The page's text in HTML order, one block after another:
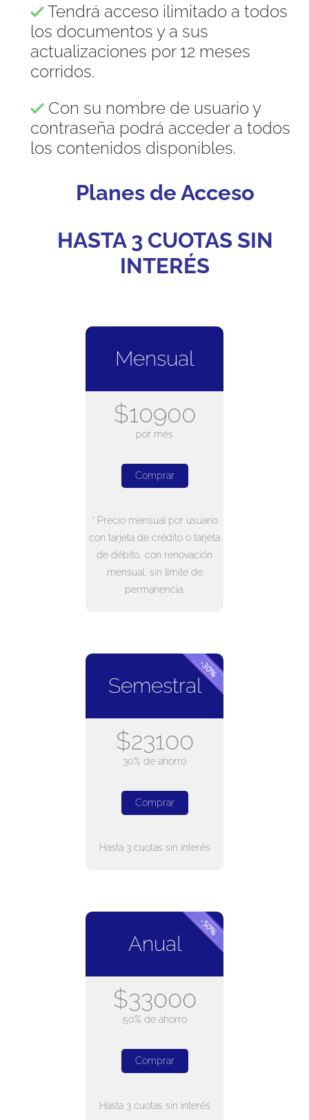
Tendrá acceso ilimitado a todos
los documentos y a sus
actualizaciones por 12 meses
corridos.
Con su nombre de usuario y
contraseña podrá acceder a todos
los contenidos disponibles.
Planes de Acceso
HASTA 3 CUOTAS SIN
INTERÉS
Mensual
$10900
por mes
Comprar
* Precio mensual por usuario
con tarjeta de crédito o tarjeta
de débito, con renovación
mensual, sin límite de
permanencia.
Semestral
$23100
30% de ahorro
Comprar
Hasta 3 cuotas sin interés
Anual
$33000
50% de ahorro
Comprar
Hasta 3 cuotas sin interés